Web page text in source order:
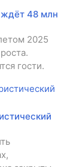
48 млн
2025
гости.